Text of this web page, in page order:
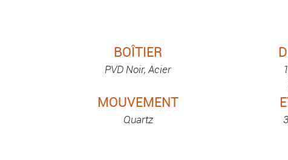
BOÎTIER
PVD Noir, Acier
MOUVEMENT
Quartz